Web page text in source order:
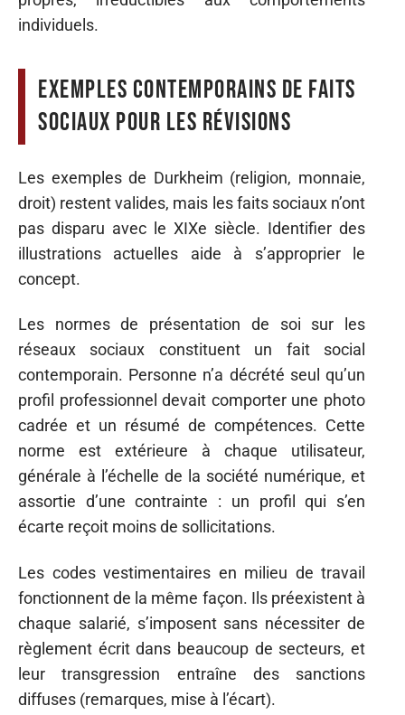
individuels.
Exemples contemporains de faits
sociaux pour les révisions
Les exemples de Durkheim (religion, monnaie,
droit) restent valides, mais les faits sociaux n’ont
pas disparu avec le XIXe siècle. Identifier des
illustrations actuelles aide à s’approprier le
concept.
Les normes de présentation de soi sur les
réseaux sociaux constituent un fait social
contemporain. Personne n’a décrété seul qu’un
profil professionnel devait comporter une photo
cadrée et un résumé de compétences. Cette
norme est extérieure à chaque utilisateur,
générale à l’échelle de la société numérique, et
assortie d’une contrainte : un profil qui s’en
écarte reçoit moins de sollicitations.
Les codes vestimentaires en milieu de travail
fonctionnent de la même façon. Ils préexistent à
chaque salarié, s’imposent sans nécessiter de
règlement écrit dans beaucoup de secteurs, et
leur transgression entraîne des sanctions
diffuses (remarques, mise à l’écart).